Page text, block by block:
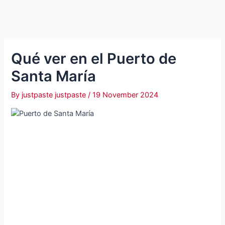
Qué ver en el Puerto de
Santa María
By justpaste justpaste/19 November 2024